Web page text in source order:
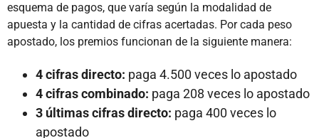
esquema de pagos, que varía según la modalidad de
apuesta y la cantidad de cifras acertadas. Por cada peso
apostado, los premios funcionan de la siguiente manera:
4 cifras directo: paga 4.500 veces lo apostado
4 cifras combinado: paga 208 veces lo apostado
3 últimas cifras directo: paga 400 veces lo
apostado